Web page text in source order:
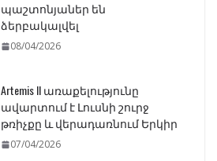
պաշտոնյաներ են
ձերբակալվել
08/04/2026
Artemis II առաքելությունը
ավարտում է Լուսնի շուրջ
թռիչքը և վերադառնում Երկիր
07/04/2026